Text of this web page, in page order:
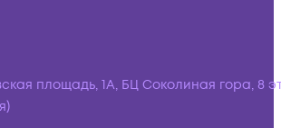
площадь, 1А, БЦ Соколиная гора, 8